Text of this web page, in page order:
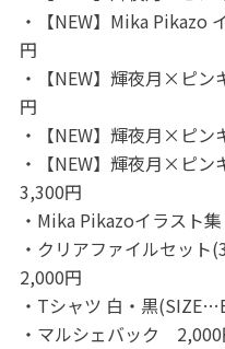
・【NEW】Mika
円
・【NEW】輝夜月×ピ
円
・【NEW】輝夜月×ピ
・【NEW】輝夜月×ピ
3,300円
・Mika Pikazoイラスト
・クリアファイルセッ
2,000円
・Tシャツ 白・黒
・マルシェバック 2,000